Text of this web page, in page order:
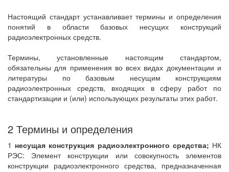
Настоящий стандарт устанавливает термины и определения
понятий в области базовых несущих конструкций
радиоэлектронных средств.
Термины, установленные настоящим стандартом,
обязательны для применения во всех видах документации и
литературы по базовым несущим конструкциям
радиоэлектронных средств, входящих в сферу работ по
стандартизации и (или) использующих результаты этих работ.
2 Термины и определения
1 несущая конструкция радиоэлектронного средства; НК
РЭС: Элемент конструкции или совокупность элементов
конструкции радиоэлектронного средства, предназначенная